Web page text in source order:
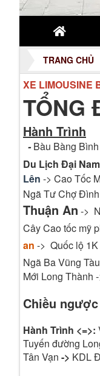
TRANG CHỦ
XE LIMOUSINE
TỔNG
Hành Trình
-Bàu Bàng
Du Lịch Đại Nam
Lên -> Cao Tốc
Ngã Tư Chợ Đình
Thuận An ->
Cây Cao tốc mỹ
an -> Quốc lộ 1K
Ngã Ba Vũng
Mới Long Thành
Chiều
Hành Trình <=>:
Tuyến đường
Tân Vạn -> KDL